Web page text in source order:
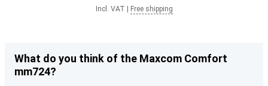
Incl. VAT Free shipping
What do you think of the Maxcom Comfort
mm724?